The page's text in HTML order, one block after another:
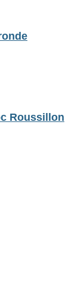
Roussillon